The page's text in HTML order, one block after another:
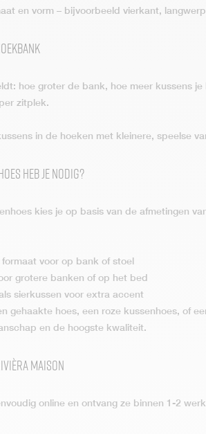
en vorm – bijvoorbeeld vierkant,
hoe groter de bank, hoe meer kussens
zitplek.
in de hoeken met kleinere, speelse
heb je nodig?
kies je op basis van de afmetingen
voor op bank of stoel
grotere banken of op het bed
sierkussen voor extra accent
gehaakte hoes, een roze kussenhoes, of
en de hoogste kwaliteit.
Maison
online en ontvang ze binnen 1-2